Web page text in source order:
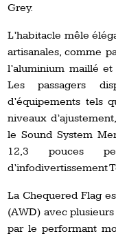
Grey.
L’habitacle mêle
artisanales, comme
l’aluminium maillé
Les passagers
d’équipements tels
niveaux
le Sound System
12,3 pouces
d’infodivertissement
La Chequered Flag
(AWD) avec
par le performant